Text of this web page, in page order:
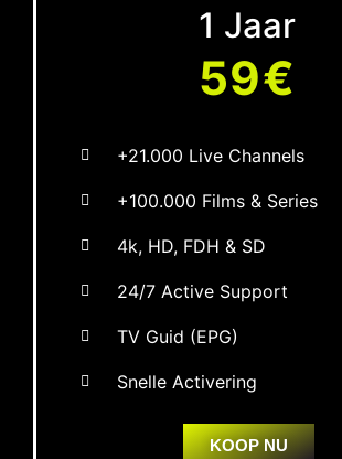
1 Jaar
59€
+21.000 Live Channels
+100.000 Films & Series
4k, HD, FDH & SD
24/7 Active Support
TV Guid (EPG)
Snelle Activering
KOOP NU